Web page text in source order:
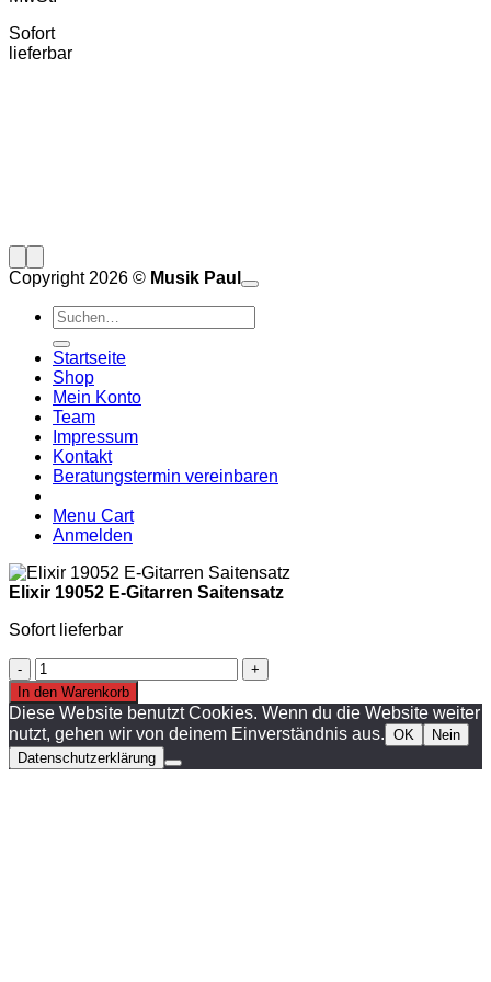
Sofort
lieferbar
Copyright 2026 © Musik Paul
Suchen
nach:
Startseite
Shop
Mein Konto
Team
Impressum
Kontakt
Beratungstermin vereinbaren
Menu Cart
Anmelden
Elixir 19052 E-Gitarren Saitensatz
Sofort lieferbar
Elixir
19052
E-
Gitarren
Saitensatz
Menge
In den Warenkorb
Diese Website benutzt Cookies. Wenn du die Website weiter
nutzt, gehen wir von deinem Einverständnis aus. OK
Nein
Datenschutzerklärung